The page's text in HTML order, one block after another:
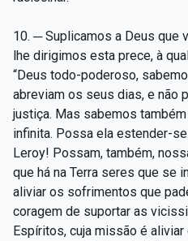
10. ─ Suplicamos a Deus
lhe dirigimos esta prece, à
“Deus todo-poderoso,
abreviam os seus dias, e não
justiça. Mas sabemos
infinita. Possa ela estender-
Leroy! Possam, também,
que há na Terra seres que se
aliviar os sofrimentos que
coragem de suportar as
Espíritos, cuja missão é